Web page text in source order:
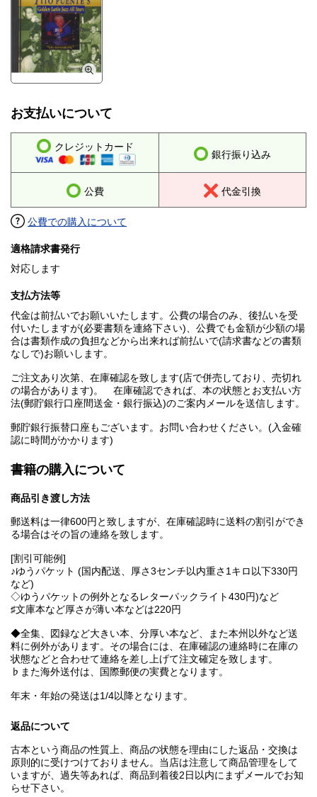
お支払いについて
クレジットカード
銀行振り込み
公費 代金引換
公費での購入について
適格請求書発行
対応します
支払方法等
代金は前払いでお願いいたします。公費の場合のみ、後払いを受
付いたしますが(必要書類を連絡下さい)、公費でも金額が少額の場
合は書類作成の負担などから出来れば前払いで(請求書などの書類
なしで)お願いします。
ご注文あり次第、在庫確認を致します(店で併売しており、売切れ
の場合があります)。 在庫確認できれば、本の状態とお支払い方
法(郵貯銀行口座間送金・銀行振込)のご案内メールを送信します。
郵貯銀行振替口座もございます。お問い合わせください。(入金確
認に時間がかかります)
書籍の購入について
商品引き渡し方法
郵送料は一律600円と致しますが、在庫確認時に送料の割引ができ
る場合はその旨の連絡を致します。
[割引可能例]
♪ゆうパケット (国内配送、厚さ3センチ以内重さ1キロ以下330円
など)
◇ゆうパケットの例外となるレターパックライト430円)など
♯文庫本など厚さが薄い本などは220円
◆全集、図録など大きい本、分厚い本など、また本州以外など送
料に例外があります。その場合には、在庫確認の連絡時に在庫の
状態などと合わせて連絡を差し上げて注文確定を致します。
♭また海外送付は、国際郵便の実費となります。
年末・年始の発送は1/4以降となります。
返品について
古本という商品の性質上、商品の状態を理由にした返品・交換は
原則的に受けつけておりません。当店は注意して商品管理をして
いますが、過失等あれば、商品到着後2日以内にまずメールでお知
らせ下さい。